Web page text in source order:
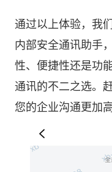
通过以上体验，我
内部安全通讯助手
性、便捷性还是功
通讯的不二之选。
您的企业沟通更加